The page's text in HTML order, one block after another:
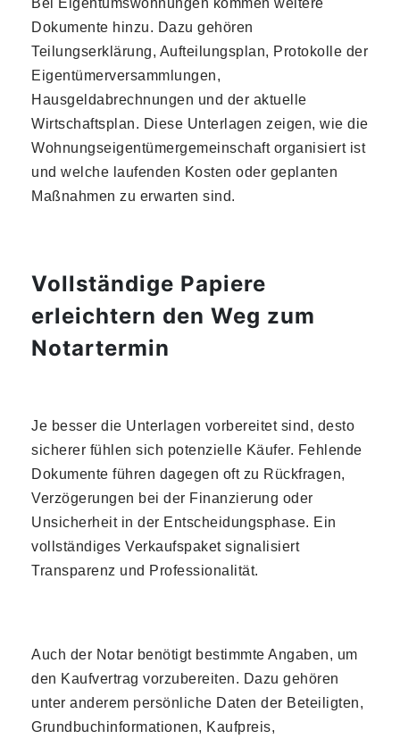
Bei Eigentumswohnungen kommen weitere
Dokumente hinzu. Dazu gehören
Teilungserklärung, Aufteilungsplan, Protokolle der
Eigentümerversammlungen,
Hausgeldabrechnungen und der aktuelle
Wirtschaftsplan. Diese Unterlagen zeigen, wie die
Wohnungseigentümergemeinschaft organisiert ist
und welche laufenden Kosten oder geplanten
Maßnahmen zu erwarten sind.
Vollständige Papiere
erleichtern den Weg zum
Notartermin
Je besser die Unterlagen vorbereitet sind, desto
sicherer fühlen sich potenzielle Käufer. Fehlende
Dokumente führen dagegen oft zu Rückfragen,
Verzögerungen bei der Finanzierung oder
Unsicherheit in der Entscheidungsphase. Ein
vollständiges Verkaufspaket signalisiert
Transparenz und Professionalität.
Auch der Notar benötigt bestimmte Angaben, um
den Kaufvertrag vorzubereiten. Dazu gehören
unter anderem persönliche Daten der Beteiligten,
Grundbuchinformationen, Kaufpreis,